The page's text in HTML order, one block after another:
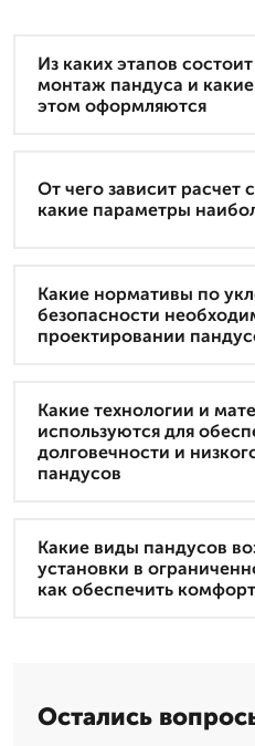
Из каких этапов
монтаж пандуса и
этом оформляются
От чего зависит расчет
какие параметры
Какие нормативы по
безопасности
проектировании
Какие технологии и
используются для
долговечности и
пандусов
Какие виды пандусов
установки в
как обеспечить
Остались